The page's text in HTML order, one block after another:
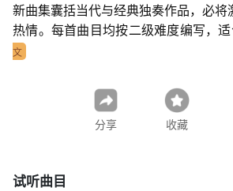
新曲集囊括当代与经典独奏作品，必将
热情。每首曲目均按二级难度编写，
文
分享 收藏
试听曲目